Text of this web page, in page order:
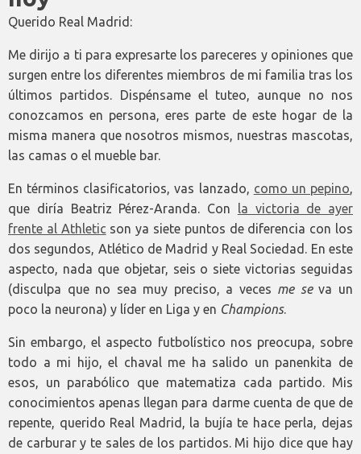
Querido Real Madrid:
Me dirijo a ti para expresarte los pareceres y opiniones que
surgen entre los diferentes miembros de mi familia tras los
últimos partidos. Dispénsame el tuteo, aunque no nos
conozcamos en persona, eres parte de este hogar de la
misma manera que nosotros mismos, nuestras mascotas,
las camas o el mueble bar.
En términos clasificatorios, vas lanzado, como un pepino
que diría Beatriz Pérez-Aranda. Con
la victoria de ayer
frente al Athletic son ya siete puntos de diferencia con los
dos segundos, Atlético de Madrid y Real Sociedad. En este
aspecto, nada que objetar, seis o siete victorias seguidas
(disculpa que no sea muy preciso, a veces me seva un
poco la neurona) y líder en Liga y en Champions.
Sin embargo, el aspecto futbolístico nos preocupa, sobre
todo a mi hijo, el chaval me ha salido un panenkita de
esos, un parabólico que matematiza cada partido. Mis
conocimientos apenas llegan para darme cuenta de que de
repente, querido Real Madrid, la bujía te hace perla, dejas
de carburar y te sales de los partidos. Mi hijo dice que hay